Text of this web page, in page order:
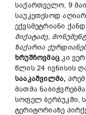
საქართველო, 9
საუკეთესოდ
ექვსმეტრიანი
მიქატაძე,
ზაქარია
ხრუშჩოვმაც კი
წლის 24 ივნისის
სააკაშვილმა,
მათმა
სოფელ ბერბუკში,
ტერიტორიაზე